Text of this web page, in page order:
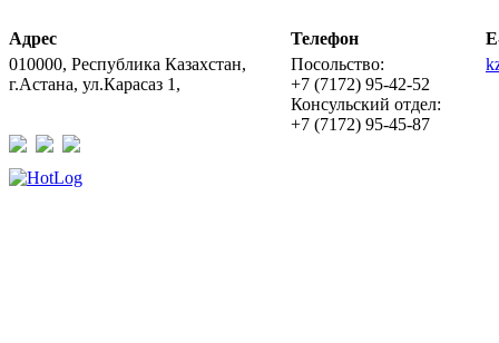
Адрес
010000, Республика Казахстан,
г.Астана, ул.Карасаз 1,
Телефон
Посольство:
+7 (7172) 95-42-52
Консульский отдел:
+7 (7172) 95-45-87